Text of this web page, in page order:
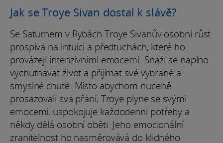
Jak se Troye Sivan dostal k slávě?
Se Saturnem v Rybách Troye Sivanův osobní růst
prospívá na intuici a předtuchách, které ho
provázejí intenzivními emocemi. Snaží se naplno
vychutnávat život a přijímat své vybrané a
smyslné chutě. Místo abychom nuceně
prosazovali svá přání, Troye plyne se svými
emocemi, uspokojuje každodenní potřeby a
někdy dělá osobní oběti. Jeho emocionální
zranitelnost ho nasměrovává do klidného